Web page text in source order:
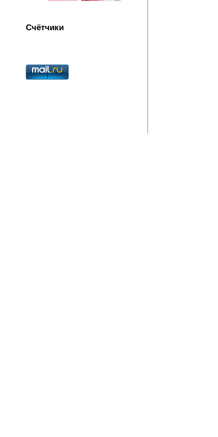
Счётчики